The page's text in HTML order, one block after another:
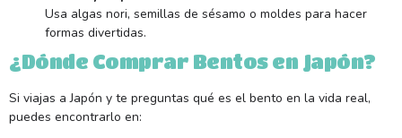
Usa algas nori, semillas de sésamo o moldes para hacer
formas divertidas.
¿Dónde Comprar Bentos en Japón?
Si viajas a Japón y te preguntas qué es el bento en la vida real,
puedes encontrarlo en: